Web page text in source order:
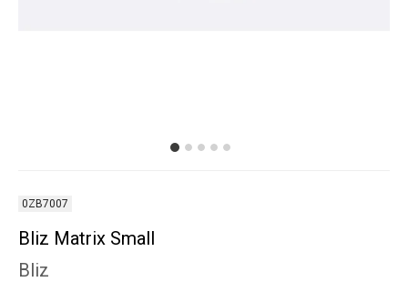
0ZB7007
Bliz Matrix Small
Bliz